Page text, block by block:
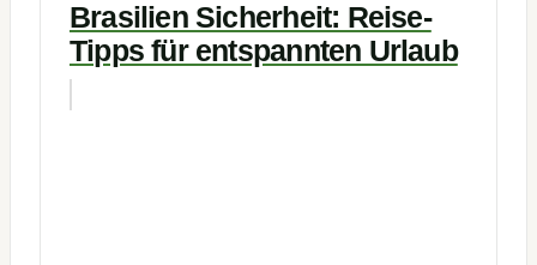
Brasilien Sicherheit: Reise-
Tipps für entspannten Urlaub